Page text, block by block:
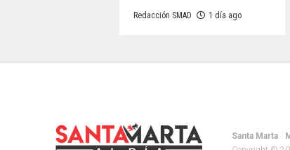
Redacción SMAD 1 día ago
Santa Marta